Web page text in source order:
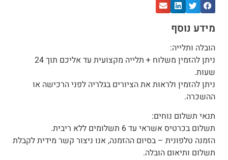
מידע נוסף
הובלה ותלייה:
ניתן להזמין משלוח + תלייה מקצועית עד אליכם תוך 24
שעות.
ניתן להזמין ולראות את הציורים בגלריה לפני הרכישה או
ההשכרה.
תנאי תשלום נוחים:
תשלום בכרטיס אשראי עד 6 תשלומים ללא ריבית.
הזמנה טלפונית – בסיום ההזמנה, אנו ניצור קשר מידית לקבלת
תשלום ותיאום הובלה.